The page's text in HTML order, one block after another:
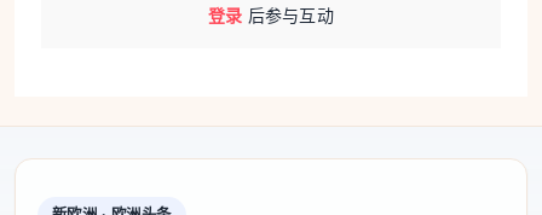
登录 后参与互动